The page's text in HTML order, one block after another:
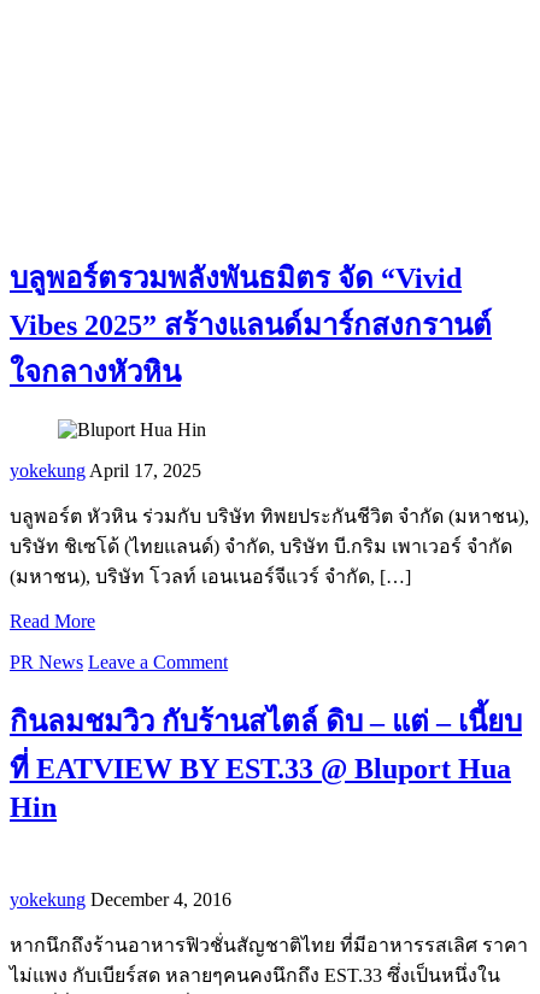
บลูพอร์ตรวมพลังพันธมิตร จัด “Vivid
Vibes 2025” สร้างแลนด์มาร์กสงกรานต์
ใจกลางหัวหิน
yokekung April 17, 2025
บลูพอร์ต หัวหิน ร่วมกับ บริษัท ทิพยประกันชีวิต จำกัด (มหาชน),
บริษัท ชิเซโด้ (ไทยแลนด์) จำกัด, บริษัท บี.กริม เพาเวอร์ จำกัด
(มหาชน), บริษัท โวลท์ เอนเนอร์จีแวร์ จำกัด, […]
Read More
PR News Leave a Comment
กินลมชมวิว กับร้านสไตล์ ดิบ – แต่ – เนี้ยบ
ที่ EATVIEW BY EST.33 @ Bluport Hua
Hin
yokekung December 4, 2016
หากนึกถึงร้านอาหารฟิวชั่นสัญชาติไทย ที่มีอาหารรสเลิศ ราคา
ไม่แพง กับเบียร์สด หลายๆคนคงนึกถึง EST.33 ซึ่งเป็นหนึ่งใน